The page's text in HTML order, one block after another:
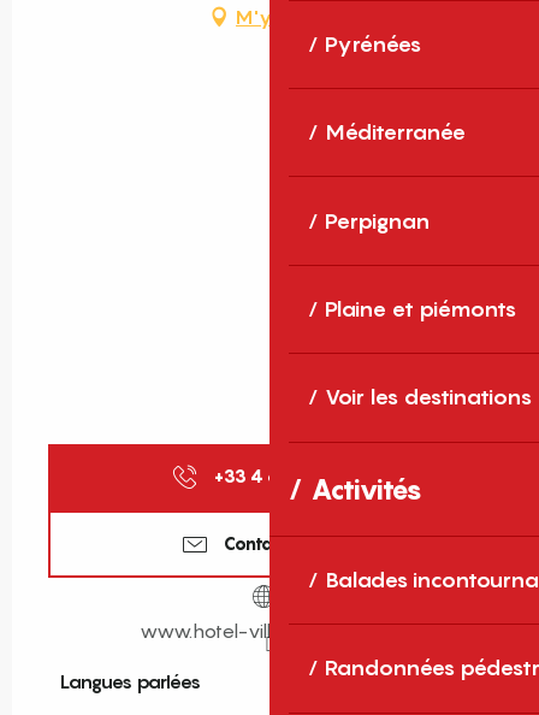
Pyrénées
Méditerranée
Perpignan
Plaine et piémonts
Voir les destinations
Activités
Balades
Randonnées
M'y rendre
+33 4 68 21 66 ▒▒
Contactez-nous
www.hotel-village-catalan.fr
Langues parlées
Langues parlées